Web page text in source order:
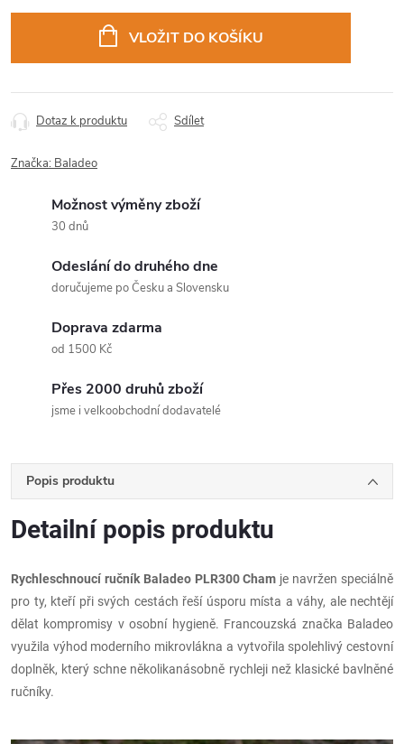
VLOŽIT DO KOŠÍKU
Dotaz k produktu Sdílet
Značka: Baladeo
Možnost výměny zboží
30 dnů
Odeslání do druhého dne
doručujeme po Česku a Slovensku
Doprava zdarma
od 1500 Kč
Přes 2000 druhů zboží
jsme i velkoobchodní dodavatelé
Popis produktu
Detailní popis produktu
Rychleschnoucí ručník Baladeo PLR300 Cham je navržen speciálně
pro ty, kteří při svých cestách řeší úsporu místa a váhy, ale nechtějí
dělat kompromisy v osobní hygieně. Francouzská značka Baladeo
využila výhod moderního mikrovlákna a vytvořila spolehlivý cestovní
doplněk, který schne několikanásobně rychleji než klasické bavlněné
ručníky.